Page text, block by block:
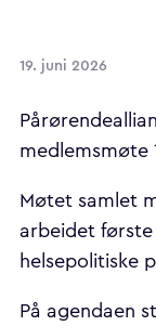
19. juni 2026
medlemsmøte
Møtet samlet
arbeidet
helsepolitiske
På agendaen